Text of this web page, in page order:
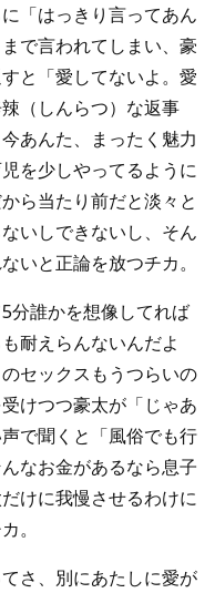
「はっきり言ってあん
で言われてしまい、豪
と「愛してないよ。愛
（しんらつ）な返事
あんた、まったく魅力
を少しやってるように
ら当たり前だと淡々と
いしできないし、そん
いと正論を放つチカ。
分誰かを想像してれば
耐えらんないんだよ
セックスもうつらいの
けつつ豪太が「じゃあ
で聞くと「風俗でも行
なお金があるなら息子
けに我慢させるわけに
。
さ、別にあたしに愛が